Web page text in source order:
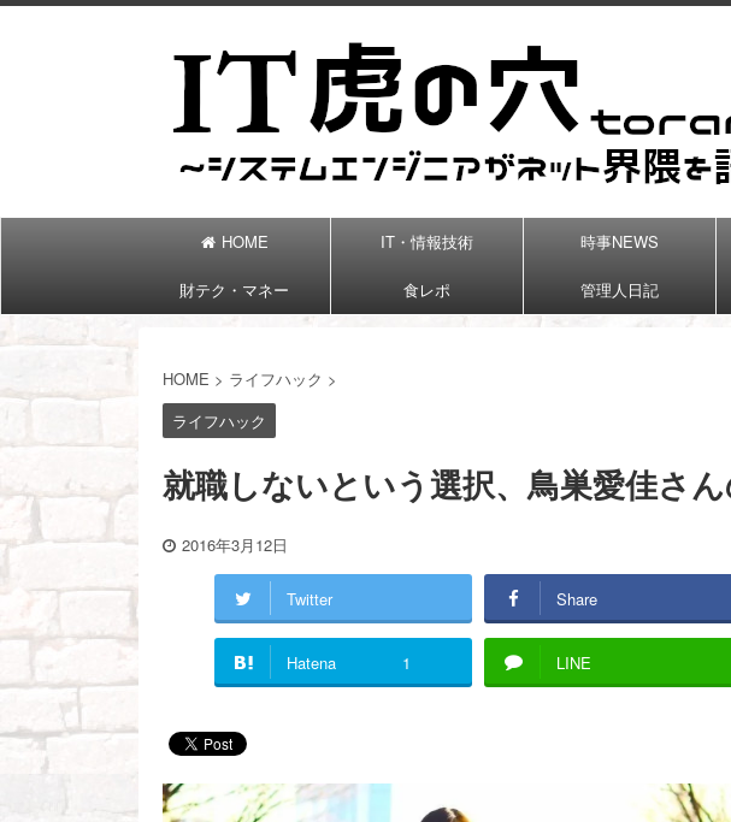
HOME IT・情報技術 時事NEWS
財テク・マネー 食レポ 管理人日記
HOME > ライフハック >
ライフハック
就職しないという選択、鳥巣愛佳さ
2016年3月12日
Twitter Share
Hatena 1 LINE